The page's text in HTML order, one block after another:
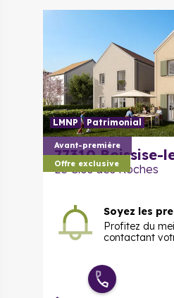
Avant-première
Offre exclusive
LMNP Patrimonial
77310 Boissise-
Le Clos des Roches
Soyez les
Profitez du
contactant